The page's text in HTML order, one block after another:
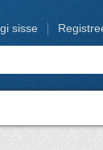
sisse